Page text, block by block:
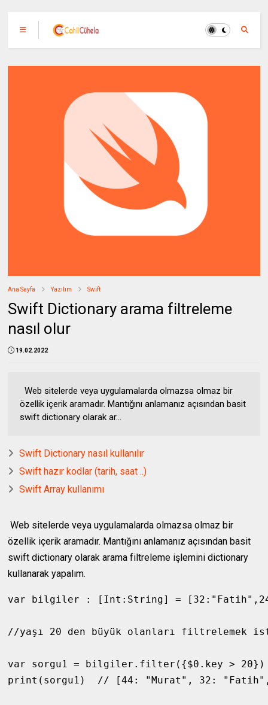
Ana Sayfa Yazılım Swift
Swift Dictionary arama filtreleme
nasıl olur
19.02.2022
Web sitelerde veya uygulamalarda olmazsa olmaz bir
özellik içerik aramadır. Mantığını anlamanız açısından basit
swift dictionary olarak ar...
Swift Dictionary nasıl kullanılır
Swift hazır kodlar (tarih, saat ..)
Swift Array kullanımı
Web sitelerde veya uygulamalarda olmazsa olmaz bir
özellik içerik aramadır. Mantığını anlamanız açısından basit
swift dictionary olarak arama filtreleme işlemini dictionary
kullanarak yapalım.
var bilgiler : [Int:String] =
//yaşı 20 den büyük olanları filtrelemek
var sorgu1 = bilgiler.filter({$0.key > 20})
print(sorgu1)  // [44: "Murat", 32: